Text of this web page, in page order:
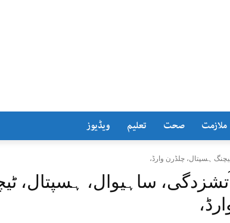
ویڈیوز تعلیم صحت ملازمت
ہسپتال، چلڈرن وارڈ،
ساہیوال، ہسپتال،